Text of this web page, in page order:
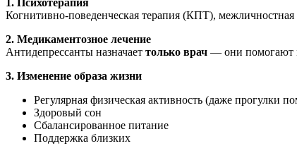
1. Психотерапия
Когнитивно-поведенческая терапия (КПТ),
2. Медикаментозное лечение
Антидепрессанты назначает только врач — они помогают
3. Изменение образа жизни
Регулярная физическая активность (даже прогулки
Здоровый сон
Сбалансированное питание
Поддержка близких